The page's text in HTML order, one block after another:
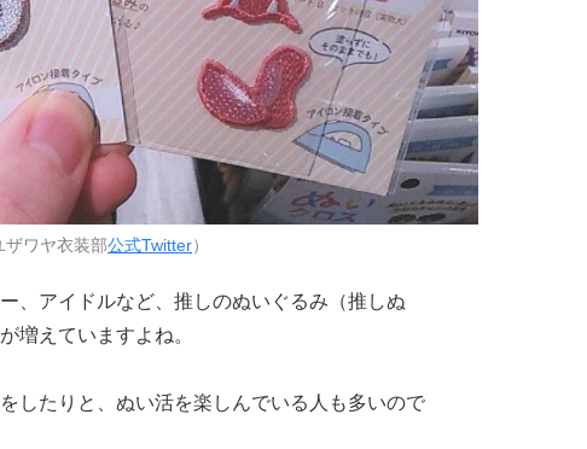
ザワヤ衣装部公式Twitter）
、アイドルなど、推しのぬいぐるみ（推しぬ
増えていますよね。
したりと、ぬい活を楽しんでいる人も多いので